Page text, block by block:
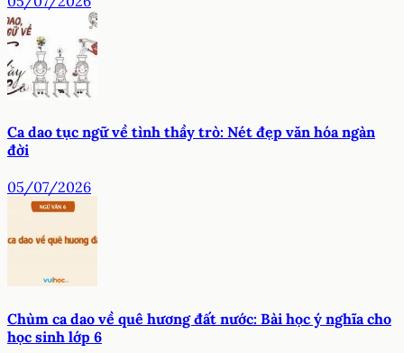
Ca dao tục ngữ về tình thầy trò: Nét đẹp văn hóa ngàn
đời
05/07/2026
Chùm ca dao về quê hương đất nước: Bài học ý nghĩa cho
học sinh lớp 6